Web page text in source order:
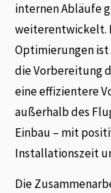
internen Abläufe
weiterentwickelt.
Optimierungen
die Vorbereitung
eine effizientere
außerhalb des
Ein­bau – mit
Installationszeit
Die